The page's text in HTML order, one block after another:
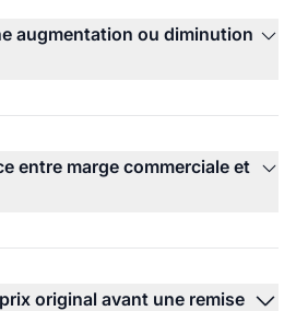
augmentation ou diminution
entre marge commerciale et
original avant une remise